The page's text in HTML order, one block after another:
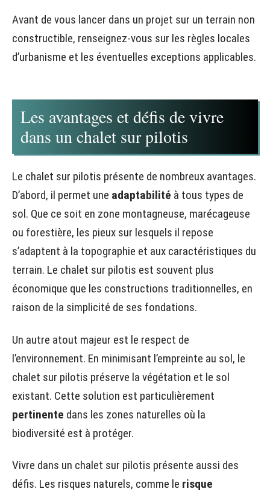
Avant de vous lancer dans un projet sur un terrain non
constructible, renseignez-vous sur les règles locales
d’urbanisme et les éventuelles exceptions applicables.
Les avantages et défis de vivre
dans un chalet sur pilotis
Le chalet sur pilotis présente de nombreux avantages.
D’abord, il permet une adaptabilité à tous types de
sol. Que ce soit en zone montagneuse, marécageuse
ou forestière, les pieux sur lesquels il repose
s’adaptent à la topographie et aux caractéristiques du
terrain. Le chalet sur pilotis est souvent plus
économique que les constructions traditionnelles, en
raison de la simplicité de ses fondations.
Un autre atout majeur est le respect de
l’environnement. En minimisant l’empreinte au sol, le
chalet sur pilotis préserve la végétation et le sol
existant. Cette solution est particulièrement
pertinente dans les zones naturelles où la
biodiversité est à protéger.
Vivre dans un chalet sur pilotis présente aussi des
défis. Les risques naturels, comme le risque